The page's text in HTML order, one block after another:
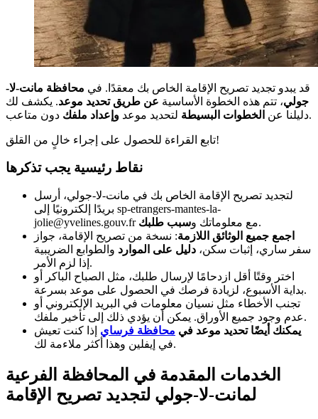
قد يبدو تجديد تصريح الإقامة الخاص بك معقدًا. في محافظة مانت-لا-
جولي، تتم هذه الخطوة الأساسية عن طريق تحديد موعد. يكشف لك
دليلنا عن الخطوات البسيطة لتحديد موعد وإعداد ملفك دون متاعب.
تابع القراءة للحصول على إجراء خالٍ من القلق!
نقاط رئيسية يجب تذكرها
لتجديد تصريح الإقامة الخاص بك في مانت-لا-جولي، أرسل
بريدًا إلكترونيًا إلى sp-etrangers-mantes-la-
jolie@yvelines.gouv.fr مع معلوماتك وسبب طلبك
.
اجمع جميع الوثائق اللازمة: نسخة من تصريح الإقامة، جواز
سفر ساري، إثبات سكن، دليل على الموارد والطوابع الضريبية
إذا لزم الأمر.
اختر وقتًا أقل ازدحامًا لإرسال طلبك، مثل الصباح الباكر أو
بداية الأسبوع، لزيادة فرصك في الحصول على موعد بسرعة.
تجنب الأخطاء مثل نسيان معلومات في البريد الإلكتروني أو
عدم وجود جميع الأوراق. يمكن أن يؤدي ذلك إلى تأخير ملفك.
يمكنك أيضًا تحديد موعد في محافظة فرساي إذا كنت تعيش
في إيفلين وهذا أكثر ملاءمة لك.
الخدمات المقدمة في المحافظة الفرعية
لمانت-لا-جولي لتجديد تصريح الإقامة